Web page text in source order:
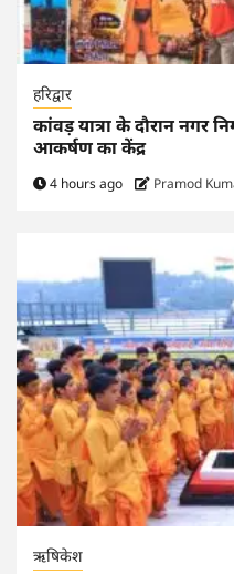
हरिद्वार
कांवड़ यात्रा के दौरान नगर
आकर्षण का केंद्र
4 hours ago Pramod
ऋषिकेश